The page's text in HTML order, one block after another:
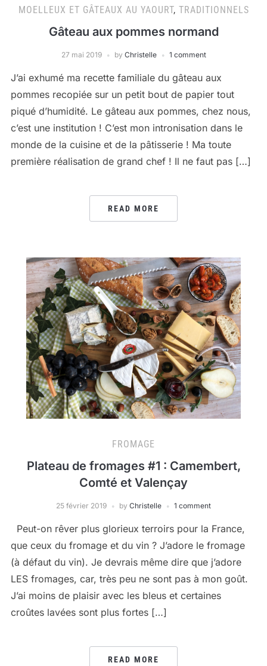
MOELLEUX ET GÂTEAUX AU YAOURT, TRADITIONNELS
Gâteau aux pommes normand
27 mai 2019 by Christelle 1 comment
J’ai exhumé ma recette familiale du gâteau aux
pommes recopiée sur un petit bout de papier tout
piqué d’humidité. Le gâteau aux pommes, chez nous,
c’est une institution ! C’est mon intronisation dans le
monde de la cuisine et de la pâtisserie ! Ma toute
première réalisation de grand chef ! Il ne faut pas […]
READ MORE
FROMAGE
Plateau de fromages #1 : Camembert,
Comté et Valençay
25 février 2019 by Christelle 1 comment
Peut-on rêver plus glorieux terroirs pour la France,
que ceux du fromage et du vin ? J’adore le fromage
(à défaut du vin). Je devrais même dire que j’adore
LES fromages, car, très peu ne sont pas à mon goût.
J’ai moins de plaisir avec les bleus et certaines
croûtes lavées sont plus fortes […]
READ MORE